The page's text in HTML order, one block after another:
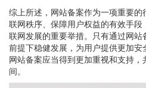
综上所述，网站备案作为一项重要
联网秩序、保障用户权益的有效手
联网发展的重要举措。只有通过网
前提下稳健发展，为用户提供更加安
网站备案应当得到更加重视和支持
间。